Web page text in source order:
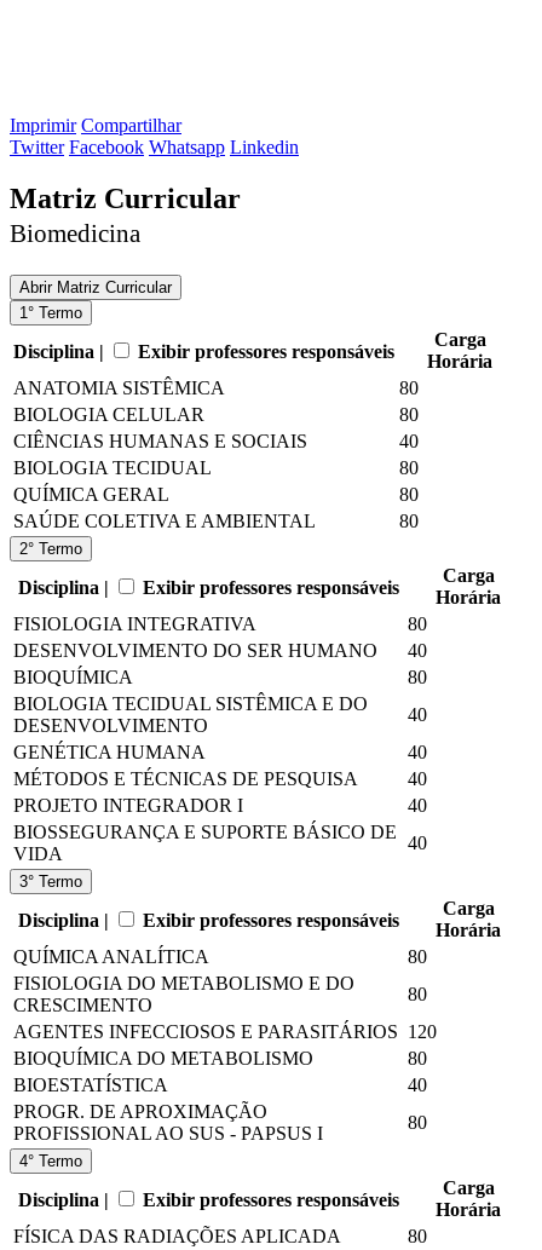
Imprimir Compartilhar
Twitter Facebook Whatsapp Linkedin
Matriz Curricular
Biomedicina
AbrirMatriz Curricular
1° Termo
Disciplina | Exibir professores responsáveis
Carga
Horária
ANATOMIA SISTÊMICA
80
BIOLOGIA CELULAR
80
CIÊNCIAS HUMANAS E SOCIAIS
40
BIOLOGIA TECIDUAL
80
QUÍMICA GERAL
80
SAÚDE COLETIVA E AMBIENTAL
80
2° Termo
Disciplina | Exibir professores responsáveis
Carga
Horária
FISIOLOGIA INTEGRATIVA
80
DESENVOLVIMENTO DO SER HUMANO
40
BIOQUÍMICA
80
BIOLOGIA TECIDUAL SISTÊMICA E DO
DESENVOLVIMENTO
40
GENÉTICA HUMANA
40
MÉTODOS E TÉCNICAS DE PESQUISA
40
PROJETO INTEGRADOR I
40
BIOSSEGURANÇA E SUPORTE BÁSICO DE
VIDA
40
3° Termo
Disciplina | Exibir professores responsáveis
Carga
Horária
QUÍMICA ANALÍTICA
80
FISIOLOGIA DO METABOLISMO E DO
CRESCIMENTO
80
AGENTES INFECCIOSOS E PARASITÁRIOS 120
BIOQUÍMICA DO METABOLISMO
80
BIOESTATÍSTICA
40
PROGR. DE APROXIMAÇÃO
PROFISSIONAL AO SUS - PAPSUS I
80
4° Termo
Disciplina | Exibir professores responsáveis
Carga
Horária
FÍSICA DAS RADIAÇÕES APLICADA
80